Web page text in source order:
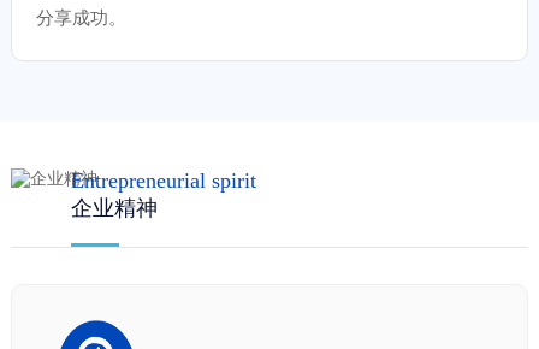
分享成功。
Entrepreneurial spirit
企业精神